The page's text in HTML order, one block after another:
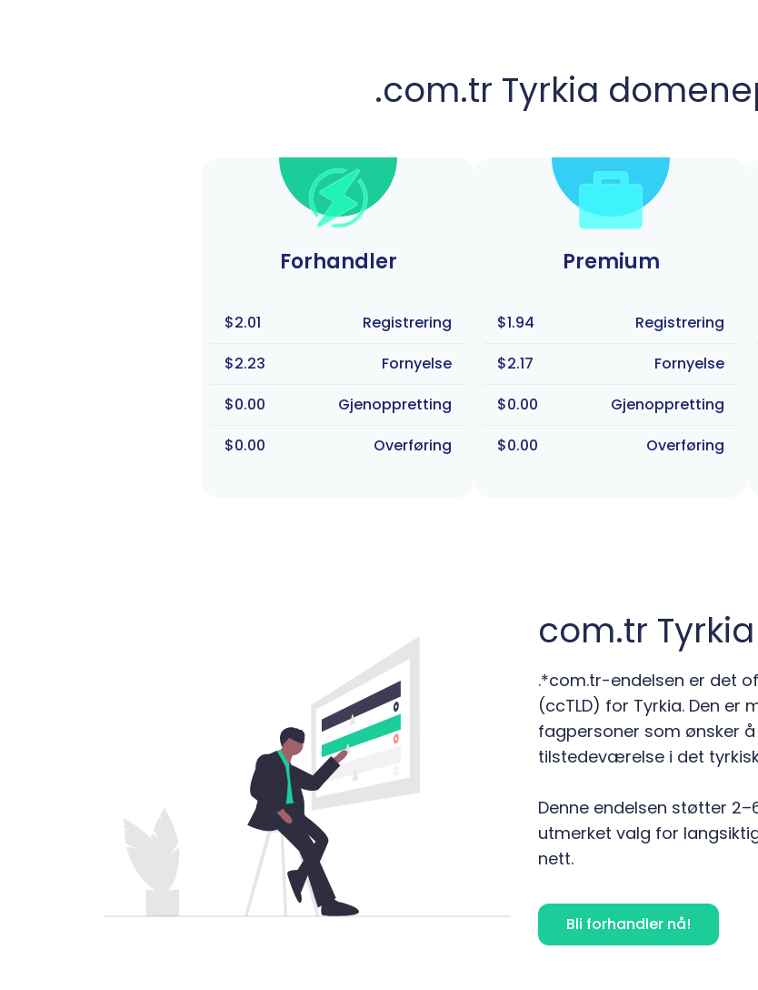
.com.tr Tyrkia
Forhandler
$2.01
Registrering
$2.23
Fornyelse
$0.00
Gjenoppretting
$0.00
Overføring
Premium
$1.94
Registrering
$2.17
Fornyelse
$0.00
Gjenoppretting
$0.00
Overføring
com.tr
.*com.tr-endelsen er det
(ccTLD) for Tyrkia. Den er
fagpersoner som ønsker
tilstedeværelse i det
Denne endelsen støtter
utmerket valg for
nett.
Bli forhandler nå!